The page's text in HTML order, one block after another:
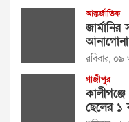
আন্তর্জাতিক
আনাগোনা
রবিবার,
গাজীপুর
ছেলের ১